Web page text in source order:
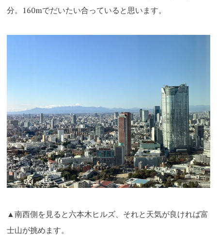
分。160mでだいたい合っていると思います。
▲南西側を見ると六本木ヒルズ、それと天気が良ければ富
士山が挑めます。